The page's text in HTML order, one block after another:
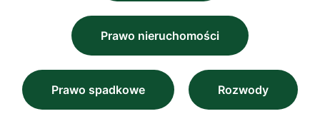
Prawo nieruchomości
Prawo spadkowe Rozwody